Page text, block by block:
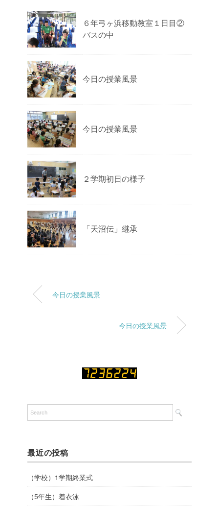
６年弓ヶ浜移動教室１日目②
バスの中
今日の授業風景
今日の授業風景
２学期初日の様子
「天沼伝」継承
今日の授業風景
今日の授業風景
最近の投稿
（学校）1学期終業式
（5年生）着衣泳